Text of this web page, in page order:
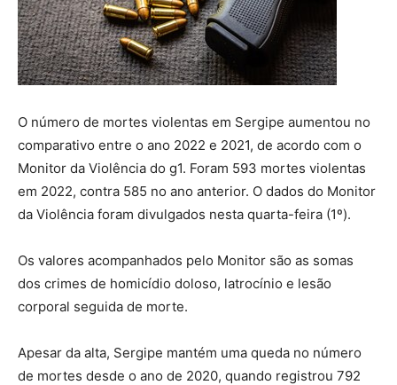
O número de mortes violentas em Sergipe aumentou no
comparativo entre o ano 2022 e 2021, de acordo com o
Monitor da Violência do g1. Foram 593 mortes violentas
em 2022, contra 585 no ano anterior. O dados do Monitor
da Violência foram divulgados nesta quarta-feira (1º).
Os valores acompanhados pelo Monitor são as somas
dos crimes de homicídio doloso, latrocínio e lesão
corporal seguida de morte.
Apesar da alta, Sergipe mantém uma queda no número
de mortes desde o ano de 2020, quando registrou 792